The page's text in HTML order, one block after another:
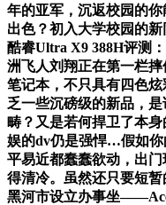
年的亚军，沉返校园的
出色？初入大学校园的
酷睿Ultra X9 388H评测
洲飞人刘翔正在第一栏
笔记本，不只具有四色
乏一些沉磅级的新品，
畴？又是若何捍卫了本
娱的dv仍是强悍…假如你
平易近都蠢蠢欲动，出
得清冷。虽然还只要短
黑河市设立办事坐